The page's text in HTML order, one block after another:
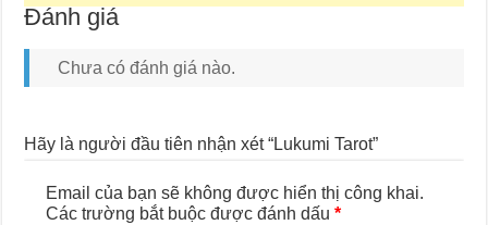
Đánh giá
Chưa có đánh giá nào.
Hãy là người đầu tiên nhận xét “Lukumi Tarot”
Email của bạn sẽ không được hiển thị công khai.
Các trường bắt buộc được đánh dấu*